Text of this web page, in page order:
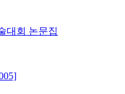
대회 논문집